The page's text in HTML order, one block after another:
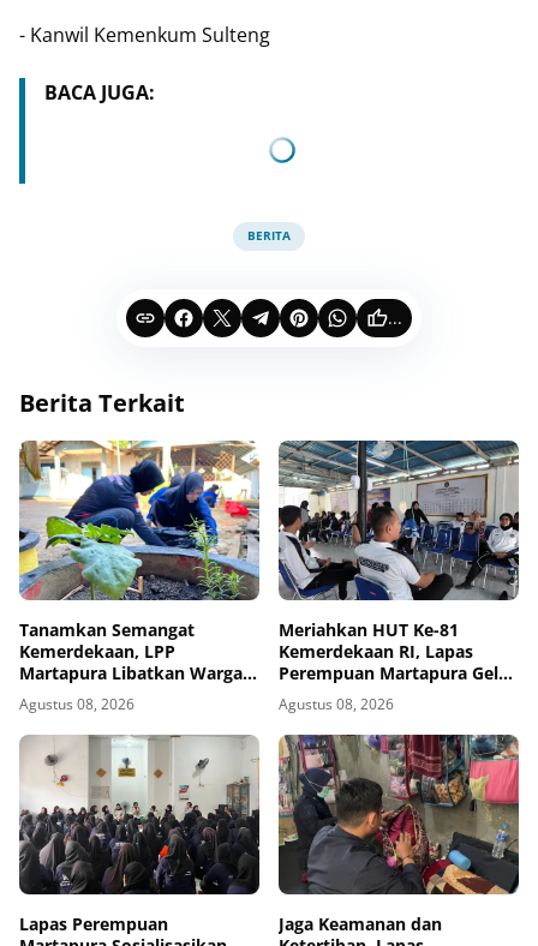
- Kanwil Kemenkum Sulteng
BACA JUGA:
BERITA
...
Berita Terkait
Tanamkan Semangat
Kemerdekaan, LPP
Martapura Libatkan Warga
Binaan dalam Gotong
Royong
Agustus 08, 2026
Meriahkan HUT Ke-81
Kemerdekaan RI, Lapas
Perempuan Martapura Gelar
Porseni Antarpetugas
Agustus 08, 2026
Lapas Perempuan
Jaga Keamanan dan